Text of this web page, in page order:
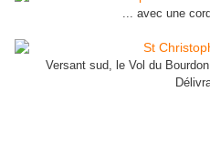
... avec une
Versant sud, le Vol du